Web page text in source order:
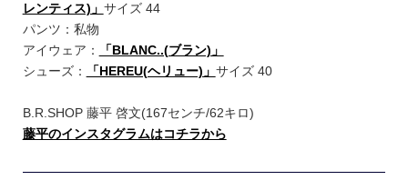
レンティス)」 サイズ 44
パンツ：私物
アイウェア：
「BLANC..(ブラン)」
シューズ：
「HEREU(ヘリュー)」 サイズ 40
B.R.SHOP 藤平 啓文(167センチ/62キロ)
藤平のインスタグラムはコチラから